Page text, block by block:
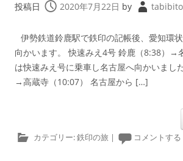
投稿日 2020年7月22日 by tabibito
伊勢鉄道鈴鹿駅で鉄印の記帳後、愛知環
向かいます。 快速みえ4号 鈴鹿（8:38）→
は快速みえ号に乗車し名古屋へ向かいまし
→高蔵寺（10:07） 名古屋から […]
カテゴリー:鉄印の旅 | コメントする